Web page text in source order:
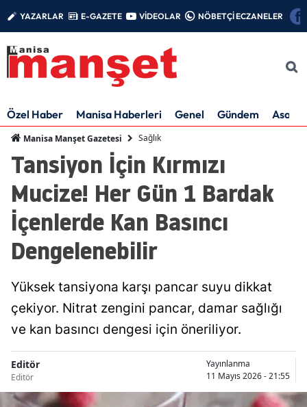
YAZARLAR E-GAZETE VİDEOLAR NÖBETÇİ ECZANELER
Özel Haber Manisa Haberleri Genel Gündem Asayiş
Manisa Manşet Gazetesi Sağlık
Tansiyon İçin Kırmızı
Mucize! Her Gün 1 Bardak
İçenlerde Kan Basıncı
Dengelenebilir
Yüksek tansiyona karşı pancar suyu dikkat
çekiyor. Nitrat zengini pancar, damar sağlığı
ve kan basıncı dengesi için öneriliyor.
Editör
Editör
Yayınlanma
11 Mayıs 2026 - 21:55